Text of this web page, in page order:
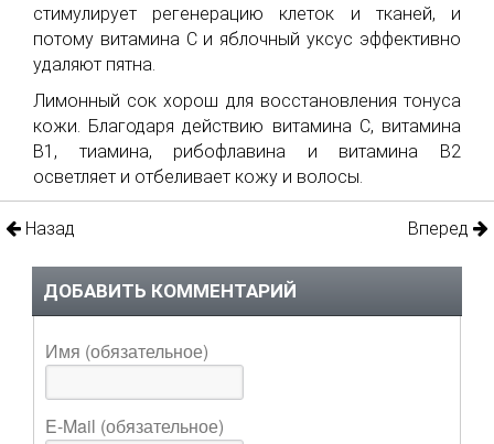
стимулирует регенерацию клеток и тканей, и
потому витамина С и яблочный уксус эффективно
удаляют пятна.
Лимонный сок хорош для восстановления тонуса
кожи. Благодаря действию витамина С, витамина
В1, тиамина, рибофлавина и витамина В2
осветляет и отбеливает кожу и волосы.
Назад Вперед
ДОБАВИТЬ КОММЕНТАРИЙ
Имя (обязательное)
E-Mail (обязательное)